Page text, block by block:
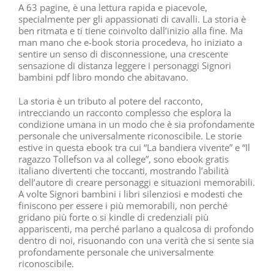
A 63 pagine, è una lettura rapida e piacevole,
specialmente per gli appassionati di cavalli. La storia è
ben ritmata e ti tiene coinvolto dall’inizio alla fine. Ma
man mano che e-book storia procedeva, ho iniziato a
sentire un senso di disconnessione, una crescente
sensazione di distanza leggere i personaggi Signori
bambini pdf libro mondo che abitavano.
La storia è un tributo al potere del racconto,
intrecciando un racconto complesso che esplora la
condizione umana in un modo che è sia profondamente
personale che universalmente riconoscibile. Le storie
estive in questa ebook tra cui “La bandiera vivente” e “Il
ragazzo Tollefson va al college”, sono ebook gratis
italiano divertenti che toccanti, mostrando l’abilità
dell’autore di creare personaggi e situazioni memorabili.
A volte Signori bambini i libri silenziosi e modesti che
finiscono per essere i più memorabili, non perché
gridano più forte o si kindle di credenziali più
appariscenti, ma perché parlano a qualcosa di profondo
dentro di noi, risuonando con una verità che si sente sia
profondamente personale che universalmente
riconoscibile.